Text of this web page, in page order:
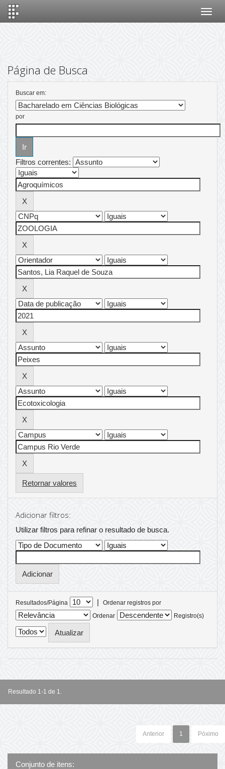
Página de Busca
Buscar em:
por
Filtros correntes:
Retornar valores
Adicionar filtros:
Utilizar filtros para refinar o resultado de busca.
Resultados/Página |
Ordenar registros por
Ordenar
Registro(s)
Resultado 1-1 de 1.
Anterior 1 Póximo
Conjunto de itens: